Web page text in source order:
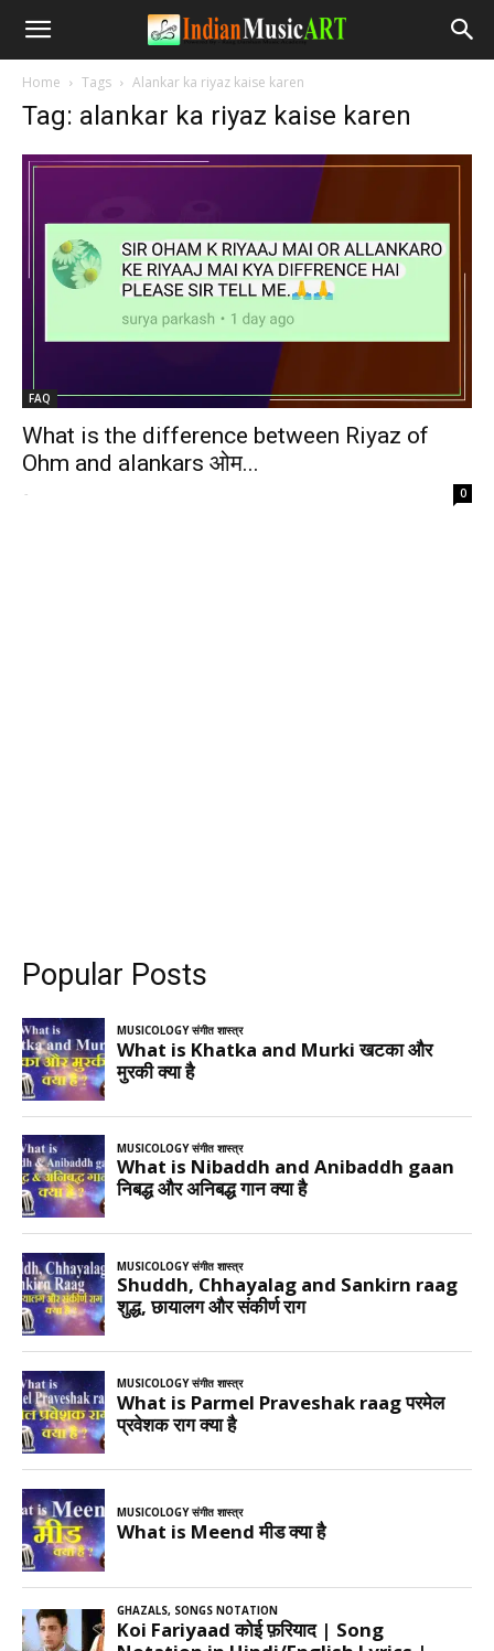
Home Tags Alankar ka riyaz kaise karen
Tag: alankar ka riyaz kaise karen
FAQ
What is the difference between Riyaz of
Ohm and alankars ओम...
- 0
Popular Posts